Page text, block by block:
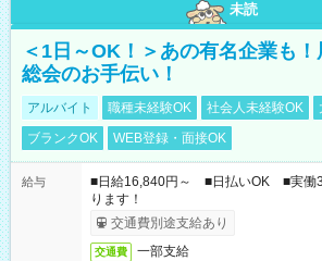
未読
＜1日～OK！＞あの有名企業も
総会のお手伝い！
アルバイト 職種未経験OK 社会人未経験OK
ブランクOK
WEB登録・面接OK
給与
■日給16,840円～ ■日払いOK ■実働3
ります！
交通費別途支給あり
交通費 一部支給